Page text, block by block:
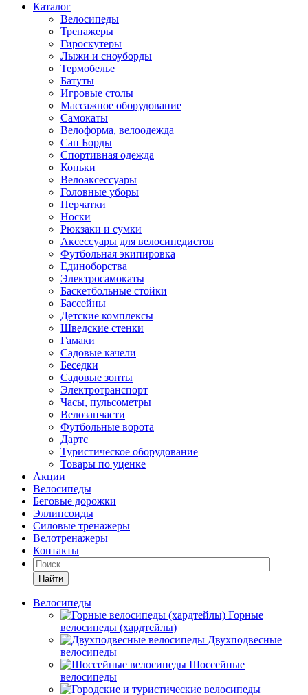
Каталог
Велосипеды
Тренажеры
Гироскутеры
Лыжи и сноуборды
Термобелье
Батуты
Игровые столы
Массажное оборудование
Самокаты
Велоформа, велоодежда
Сап Борды
Спортивная одежда
Коньки
Велоаксессуары
Головные уборы
Перчатки
Носки
Рюкзаки и сумки
Аксессуары для велосипедистов
Футбольная экипировка
Единоборства
Электросамокаты
Баскетбольные стойки
Бассейны
Детские комплексы
Шведские стенки
Гамаки
Садовые качели
Беседки
Садовые зонты
Электротранспорт
Часы, пульсометры
Велозапчасти
Футбольные ворота
Дартс
Туристическое оборудование
Товары по уценке
Акции
Велосипеды
Беговые дорожки
Эллипсоиды
Силовые тренажеры
Велотренажеры
Контакты
Найти
Велосипеды
Горные
велосипеды (хардтейлы)
Двухподвесные
велосипеды
Шоссейные
велосипеды